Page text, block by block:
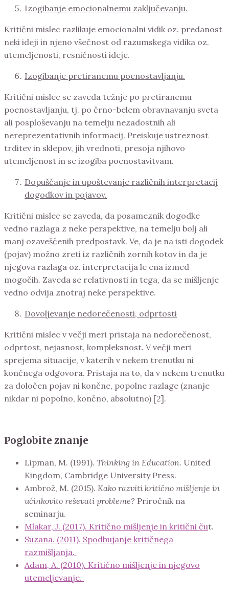
Izogibanje emocionalnemu zaključevanju.
Kritični mislec razlikuje emocionalni vidik oz. predanost
neki ideji in njeno všečnost od razumskega vidika oz.
utemeljenosti, resničnosti ideje.
Izogibanje pretiranemu poenostavljanju.
Kritični mislec se zaveda težnje po pretiranemu
poenostavljanju, tj. po črno-belem obravnavanju sveta
ali posploševanju na temelju nezadostnih ali
nereprezentativnih informacij. Preiskuje ustreznost
trditev in sklepov, jih vrednoti, presoja njihovo
utemeljenost in se izogiba poenostavitvam.
Dopuščanje in upoštevanje različnih interpretacij
dogodkov in pojavov.
Kritični mislec se zaveda, da posameznik dogodke
vedno razlaga z neke perspektive, na temelju bolj ali
manj ozaveščenih predpostavk. Ve, da je na isti dogodek
(pojav) možno zreti iz različnih zornih kotov in da je
njegova razlaga oz. interpretacija le ena izmed
mogočih. Zaveda se relativnosti in tega, da se mišljenje
vedno odvija znotraj neke perspektive.
Dovoljevanje nedorečenosti, odprtosti
Kritični mislec v večji meri pristaja na nedorečenost,
odprtost, nejasnost, kompleksnost. V večji meri
sprejema situacije, v katerih v nekem trenutku ni
končnega odgovora. Pristaja na to, da v nekem trenutku
za določen pojav ni končne, popolne razlage (znanje
nikdar ni popolno, končno, absolutno) [2].
Poglobite znanje
Lipman, M. (1991). Thinking in Education. United
Kingdom, Cambridge University Press.
Ambrož, M. (2015). Kako razviti kritično mišljenje in
učinkovito reševati probleme? Priročnik na
seminarju.
Mlakar, J. (2017). Kritično mišljenje in kritični čut.
Suzana. (2011). Spodbujanje kritičnega
razmišljanja.
Adam, A. (2010). Kritično mišljenje in njegovo
utemeljevanje.